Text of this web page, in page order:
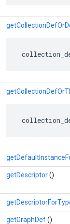
getDescriptor()
getGraphDef()